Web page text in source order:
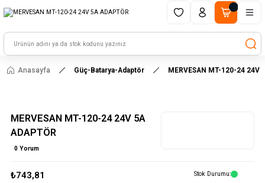
HAYAL ET - TASARLA - ÇALIŞTIR
Anasayfa Güç-Batarya-Adaptör MERVESAN MT-120-24 24V
MERVESAN MT-120-24 24V 5A
ADAPTÖR
0 Yorum
₺743,81 Stok Durumu